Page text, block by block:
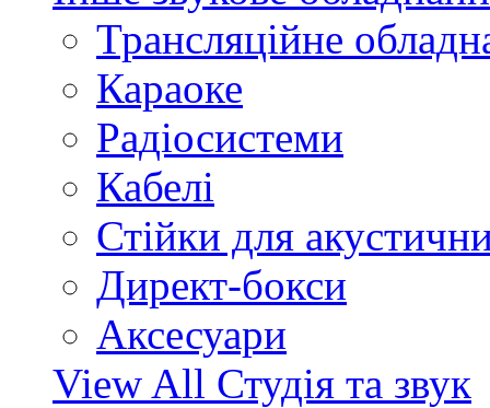
Трансляційне
Караоке
Радіосистеми
Кабелі
Стійки для
Директ-бокси
Аксесуари
View All Студія та звук